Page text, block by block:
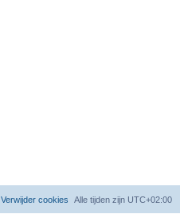
Alle tijden zijn UTC+02:00
Verwijder cookies